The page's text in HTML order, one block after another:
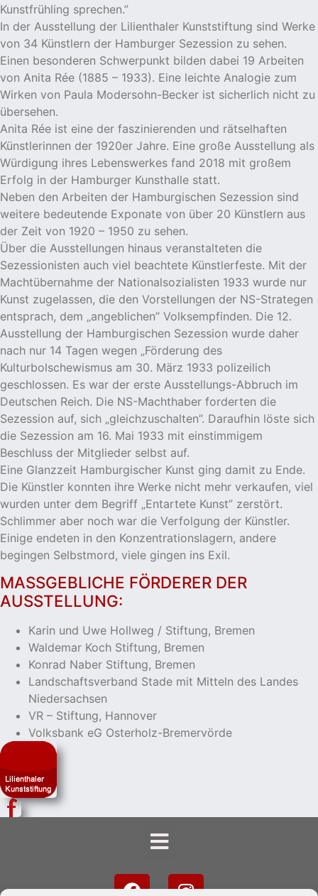
Kunstfrühling sprechen.”
In der Ausstellung der Lilienthaler Kunststiftung sind Werke
von 34 Künstlern der Hamburger Sezession zu sehen.
Einen besonderen Schwerpunkt bilden dabei 19 Arbeiten
von Anita Rée (1885 – 1933). Eine leichte Analogie zum
Wirken von Paula Modersohn-Becker ist sicherlich nicht zu
übersehen.
Anita Rée ist eine der faszinierenden und rätselhaften
Künstlerinnen der 1920er Jahre. Eine große Ausstellung als
Würdigung ihres Lebenswerkes fand 2018 mit großem
Erfolg in der Hamburger Kunsthalle statt.
Neben den Arbeiten der Hamburgischen Sezession sind
weitere bedeutende Exponate von über 20 Künstlern aus
der Zeit von 1920 – 1950 zu sehen.
Über die Ausstellungen hinaus veranstalteten die
Sezessionisten auch viel beachtete Künstlerfeste. Mit der
Machtübernahme der Nationalsozialisten 1933 wurde nur
Kunst zugelassen, die den Vorstellungen der NS-Strategen
entsprach, dem „angeblichen” Volksempfinden. Die 12.
Ausstellung der Hamburgischen Sezession wurde daher
nach nur 14 Tagen wegen „Förderung des
Kulturbolschewismus am 30. März 1933 polizeilich
geschlossen. Es war der erste Ausstellungs-Abbruch im
Deutschen Reich. Die NS-Machthaber forderten die
Sezession auf, sich „gleichzuschalten”. Daraufhin löste sich
die Sezession am 16. Mai 1933 mit einstimmigem
Beschluss der Mitglieder selbst auf.
Eine Glanzzeit Hamburgischer Kunst ging damit zu Ende.
Die Künstler konnten ihre Werke nicht mehr verkaufen, viel
wurden unter dem Begriff „Entartete Kunst” zerstört.
Schlimmer aber noch war die Verfolgung der Künstler.
Einige endeten in den Konzentrationslagern, andere
begingen Selbstmord, viele gingen ins Exil.
MASSGEBLICHE FÖRDERER DER A
USSTELLUNG:
Karin und Uwe Hollweg / Stiftung, Bremen
Waldemar Koch Stiftung, Bremen
Konrad Naber Stiftung, Bremen
Landschaftsverband Stade mit Mitteln des Landes
Niedersachsen
VR – Stiftung, Hannover
Volksbank eG Osterholz-Bremervörde